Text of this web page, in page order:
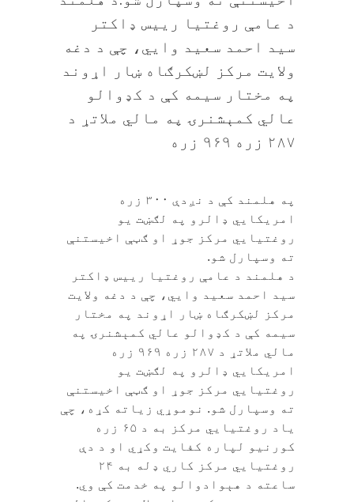
د عامې روغتیا رییس ډاکتر
سید احمد سعید وايي، چې د دغه
ولایت مرکز لښکرګاه ښار اړوند
په مختار سیمه کې د کډوالو
عالي کمېشنرۍ په مالي ملاتړ د
۲۸۷ زره ۹۶۹ زره
په هلمند کې د نږدې ۳۰۰ زره
امریکايي ډالرو په لګښت یو
روغتیايي مرکز جوړ او ګټې اخیستنې
ته وسپارل شو.
د هلمند د عامې روغتیا رییس ډاکتر
سید احمد سعید وايي، چې د دغه ولایت
مرکز لښکرګاه ښار اړوند په مختار
سیمه کې د کډوالو عالي کمېشنرۍ په
مالي ملاتړ د ۲۸۷ زره ۹۶۹ زره
امریکايي ډالرو په لګښت یو
روغتیايي مرکز جوړ او ګټې اخیستنې
ته وسپارل شو. نوموړي زیاته کړه، چې
یاد روغتیايي مرکز به د ۶۵ زره
کورنیو لپاره کفایت وکړي او د دې
روغتیايي مرکز کاري ډله به ۲۴
ساعته د هېوادوالو په خدمت کې وي.